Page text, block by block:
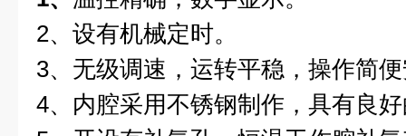
2、设有机械定时。
3、无级调速，运转平稳，操作简
4、内腔采用不锈钢制作，具有良